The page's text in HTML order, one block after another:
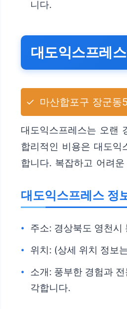
니다.
대도익스프레
✓ 마산합포구 장군동
대도익스프레스는 오랜
합리적인 비용은 대도
합니다. 복잡하고 어려
대도익스프레스 정
주소: 경상북도 영천시
위치: (상세 위치 정보
소개: 풍부한 경험과
각합니다.